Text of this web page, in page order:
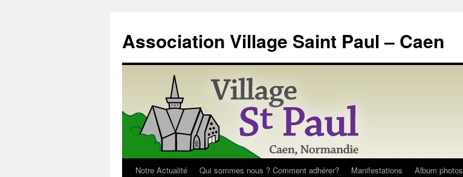
contenu
Association Village Saint Paul – Caen
Notre Actualité Qui sommes nous ? Comment adhérer? Manifestations Album photos